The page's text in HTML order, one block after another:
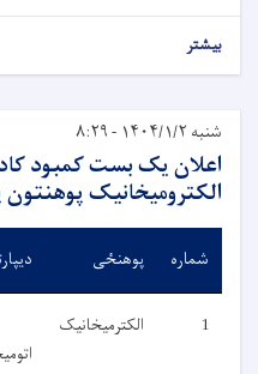
بیشتر
شنبه ۱۴۰۴/۱/۲ - ۸:۲۹
اعلان یک بست کمبود
الکترومیخانیک
شماره پوهنځی
1
الکترمیخانیک